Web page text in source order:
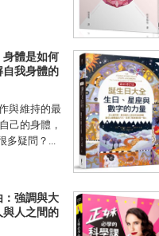
身體是如何
自我身體的
與維持的最
己的身體，
疑問？...
：強調與大
與人之間的